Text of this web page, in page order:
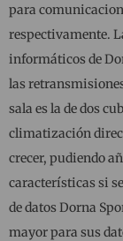
para
respectivamente.
informáticos de
las
sala es la de dos
climatización
crecer, pudiendo
características si
de datos Dorna
mayor para sus